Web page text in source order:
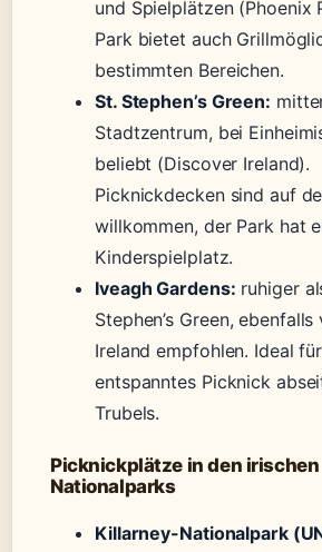
und Spielplätzen (Phoenix
Park bietet auch
bestimmten Bereichen.
St. Stephen’s Green:
Stadtzentrum, bei
beliebt (Discover Ireland).
Picknickdecken sind auf
willkommen, der Park hat
Kinderspielplatz.
Iveagh Gardens: ruhiger
Stephen’s Green,
Ireland empfohlen. Ideal
entspanntes Picknick
Trubels.
Picknickplätze in den irischen
Nationalparks
Killarney-Nationalpark